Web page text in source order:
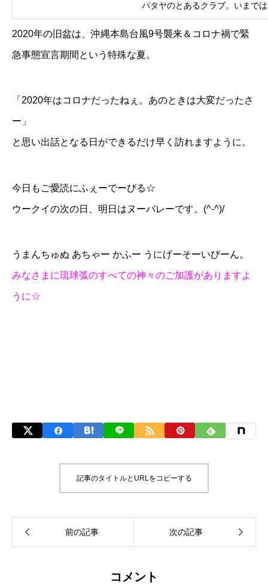
パタヤのとあるクラブ。いまで
2020年の旧盆は、沖縄本島台風9号襲来＆コロナ禍で緊
急事態宣言期間という特殊な夏。
「2020年はコロナだったねぇ。あのときは大変だったさ
ー」
と思い出話となる日ができるだけ早く訪れますように。
今日もご愛読にふぇーでーびる☆
ウークイの次の日、明日は ヌーバレーです。(^-^)/
うまんちゅぬ あちゃー かふー うにげーそーいびーん。
みなさまに琉球弧のすべての神々のご加護がありますよ
うに☆
記事のタイトルとURLをコピーする
コメント